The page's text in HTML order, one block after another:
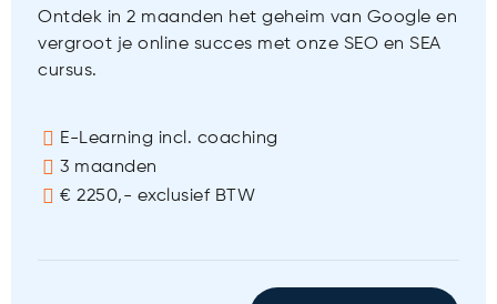
Ontdek in 2 maanden het geheim van Google en
vergroot je online succes met onze SEO en SEA
cursus.
E-Learning incl. coaching
3 maanden
€ 2250,- exclusief BTW